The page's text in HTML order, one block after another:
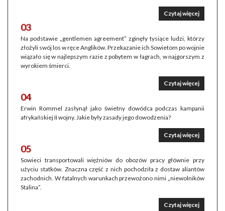
Czytaj więcej
03
Na podstawie „gentlemen agreement” zginęły tysiące ludzi, którzy
złożyli swój los w ręce Anglików. Przekazanie ich Sowietom po wojnie
wiązało się w najlepszym razie z pobytem w łagrach, w najgorszym z
wyrokiem śmierci.
Czytaj więcej
04
Erwin Rommel zasłynął jako świetny dowódca podczas kampanii
afrykańskiej II wojny. Jakie były zasady jego dowodzenia?
Czytaj więcej
05
Sowieci transportowali więźniów do obozów pracy głównie przy
użyciu statków. Znaczna część z nich pochodziła z dostaw aliantów
zachodnich. W fatalnych warunkach przewożono nimi „niewolników
Stalina”.
Czytaj więcej